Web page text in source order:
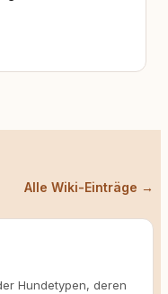
Alle Wiki-Einträge →
Hundetypen, deren